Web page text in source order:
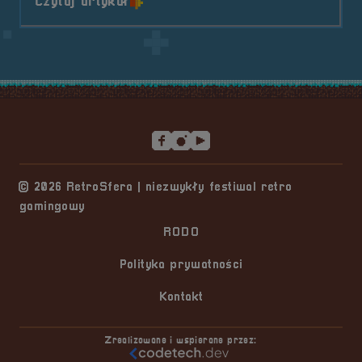
© 2026 RetroSfera | niezwykły festiwal retro
gamingowy
RODO
Polityka prywatności
Kontakt
Zrealizowane i wspierane przez: